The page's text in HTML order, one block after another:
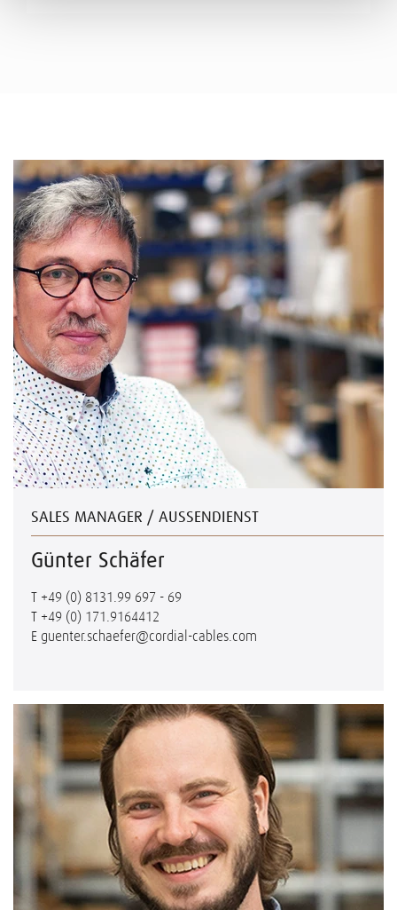
SALES MANAGER / AUSSENDIENST
Günter Schäfer
T +49 (0) 8131.99 697 - 69
T +49 (0) 171.9164412
E guenter.schaefer@cordial-cables.com